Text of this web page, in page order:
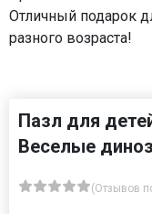
Отличный подарок
разного возраста!
Пазл для
Веселые
(Отзывов